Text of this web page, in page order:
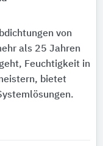
von
als 25 Jahren
Feuchtigkeit in
bietet